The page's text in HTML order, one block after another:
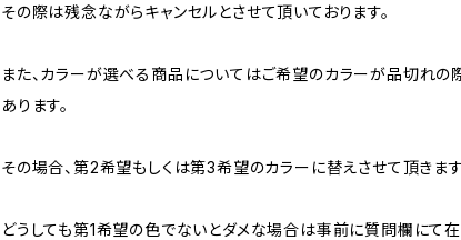
その際は残念ながらキャンセルとさせて頂いております。
また、カラーが選べる商品についてはご希望のカラーが品切れ
あります。
その場合、第2希望もしくは第3希望のカラーに替えさせて頂きます
どうしても第1希望の色でないとダメな場合は事前に質問欄にて